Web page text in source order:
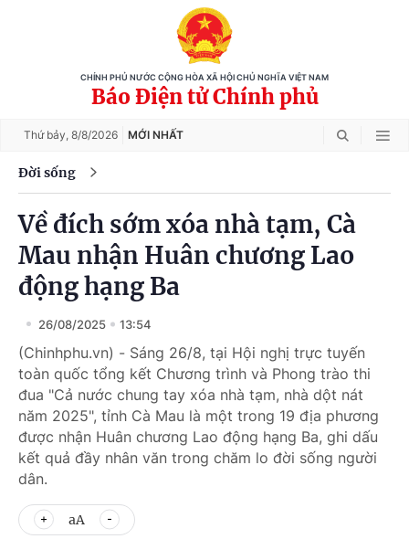
CHÍNH PHỦ NƯỚC CỘNG HÒA XÃ HỘI CHỦ NGHĨA VIỆT NAM
Báo Điện tử Chính phủ
Thứ bảy, 8/8/2026 MỚI NHẤT
Đời sống
Về đích sớm xóa nhà tạm, Cà
Mau nhận Huân chương Lao
động hạng Ba
26/08/2025 13:54
(Chinhphu.vn) - Sáng 26/8, tại Hội nghị trực tuyến
toàn quốc tổng kết Chương trình và Phong trào thi
đua "Cả nước chung tay xóa nhà tạm, nhà dột nát
năm 2025", tỉnh Cà Mau là một trong 19 địa phương
được nhận Huân chương Lao động hạng Ba, ghi dấu
kết quả đầy nhân văn trong chăm lo đời sống người
dân.
aA